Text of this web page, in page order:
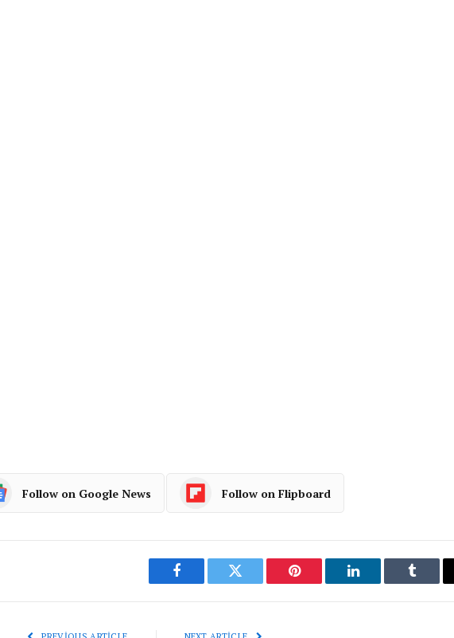
Follow on Google News Follow on Flipboard
Facebook Twitter Pinterest LinkedIn Tumblr